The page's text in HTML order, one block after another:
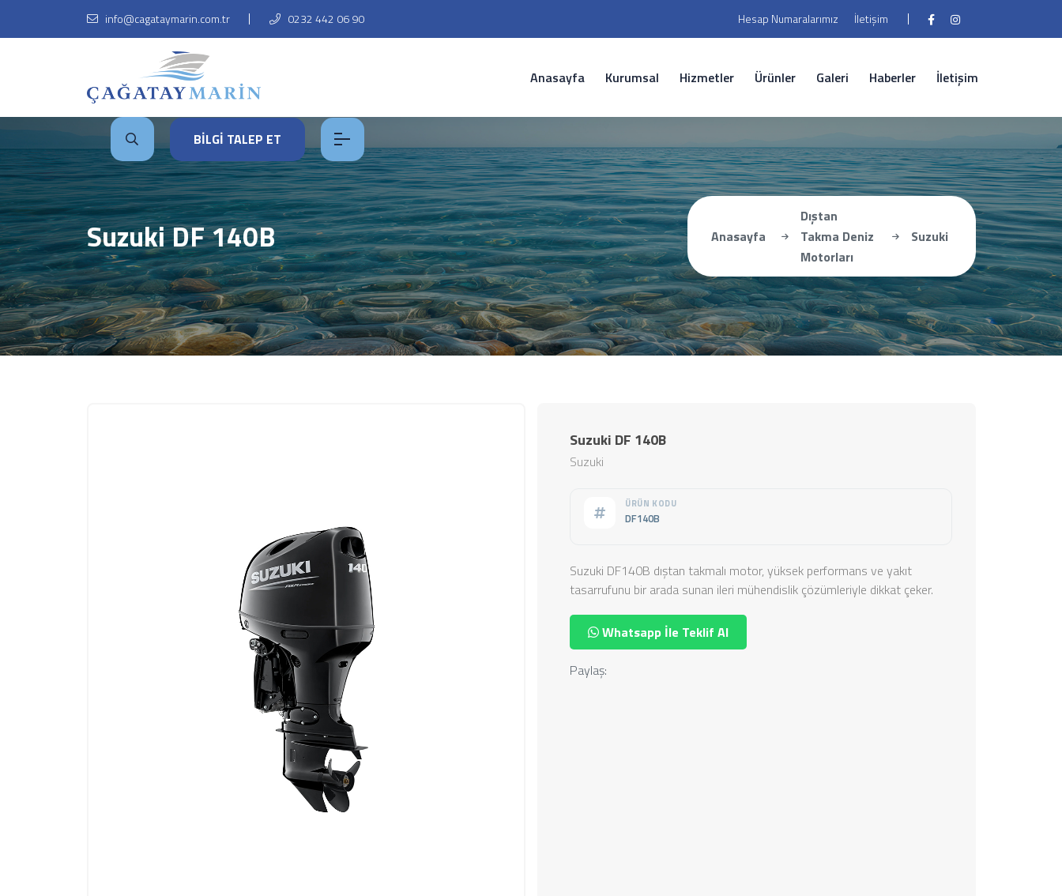
info@cagataymarin.com.tr 0232 442 06 90 Hesap Numaralarımız İletişim
Anasayfa Kurumsal Hizmetler Ürünler Galeri Haberler İletişim
BİLGİ TALEP ET
Suzuki DF 140B Anasayfa
Dıştan
Takma Deniz
Motorları
Suzuki
Suzuki DF 140B
Suzuki
ÜRÜN KODU
DF140B
Suzuki DF140B dıştan takmalı motor, yüksek performans ve yakıt
tasarrufunu bir arada sunan ileri mühendislik çözümleriyle dikkat çeker.
Whatsapp İle Teklif Al
Paylaş: